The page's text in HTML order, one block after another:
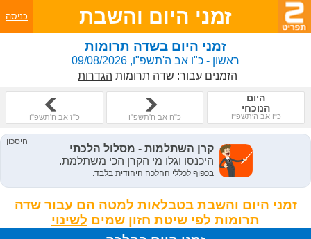
זמני היום והשבת כניסה
זמני היום בשדה תרומות
ראשון - כ"ו אב ה'תשפ"ו, 09/08/2026
הזמנים עבור: שדה תרומות הגדרות
היום
הנוכחי
כ"ו אב ה'תשפ"ו כ"ה אב ה'תשפ"ו כ"ז אב ה'תשפ"ו
זמני היום והשבת בטבלאות למטה הם עבור שדה
תרומות לפי שיטת חזון שמים